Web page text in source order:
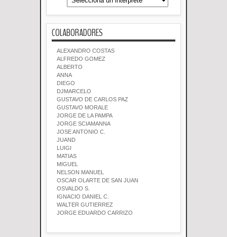
COLABORADORES
ALEXANDRO COSTAS
ALFREDO GOMEZ
ALBERTO
ANNA
DIEGO
DJMARCELO
GUSTAVO DE CARLOS PAZ
GUSTAVO MORALE
JORGE DE LA PAMPA
JORGE SCIAMANNA
JOSE ANTONIO C.
JUAND
LUIGI
MATIAS
MIGUEL
NELSON MANUEL
OSCAR OLARTE DE SAN JUAN
OSVALDO S.
IGNACIO DANIEL C.
WALTER GUTIERREZ
JORGE EDUARDO CARRIZO